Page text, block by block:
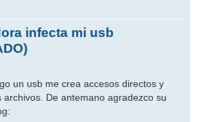
infecta mi usb
un usb me crea accesos directos y
archivos. De antemano agradezco su